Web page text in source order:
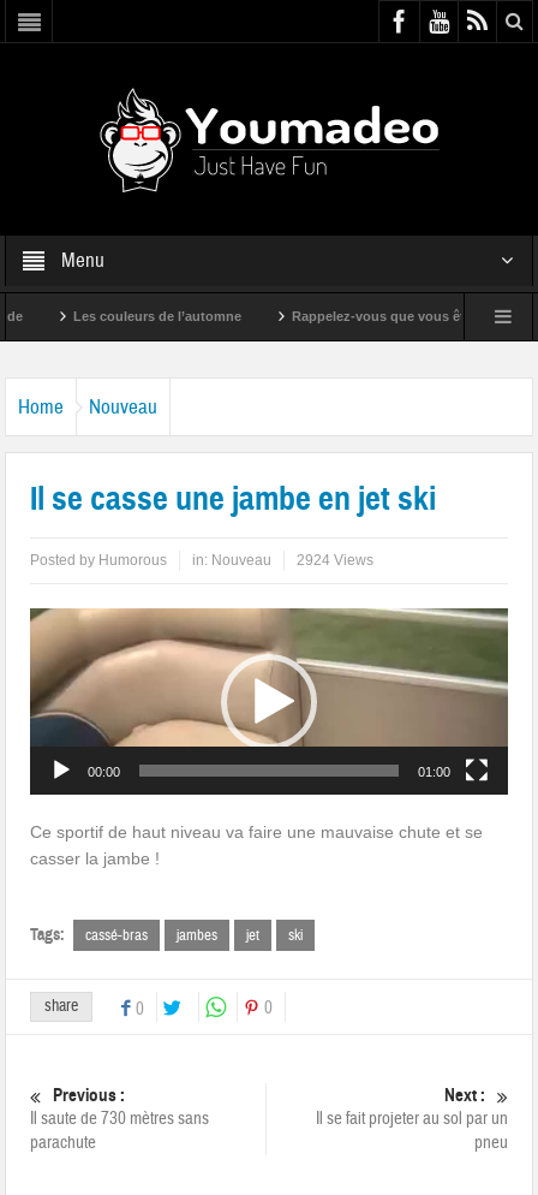
Menu
Les couleurs de l’automne Rappelez-vous que vous êtes super !
Home Nouveau
Il se casse une jambe en jet ski
Posted by Humorous in: Nouveau 2924 Views
Lecteur
vidéo
00:00 01:00
Ce sportif de haut niveau va faire une mauvaise chute et se
casser la jambe !
Tags: cassé-bras jambes jet ski
share 0 0
Previous :
Il saute de 730 mètres sans
parachute
Next :
Il se fait projeter au sol par un
pneu